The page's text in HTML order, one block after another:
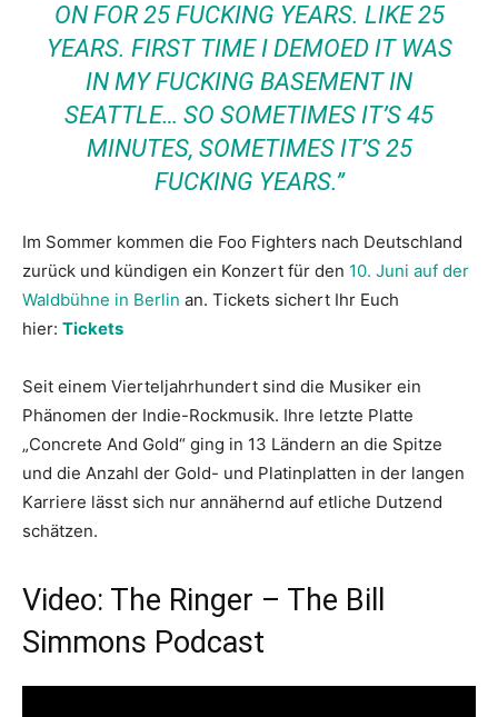
ON FOR 25 FUCKING YEARS. LIKE 25
YEARS. FIRST TIME I DEMOED IT WAS
IN MY FUCKING BASEMENT IN
SEATTLE… SO SOMETIMES IT’S 45
MINUTES, SOMETIMES IT’S 25
FUCKING YEARS.”
Im Sommer kommen die Foo Fighters nach Deutschland
zurück und kündigen ein Konzert für den 10. Juni auf der
Waldbühne in Berlin an. Tickets sichert Ihr Euch
hier: Tickets
Seit einem Vierteljahrhundert sind die Musiker ein
Phänomen der Indie-Rockmusik. Ihre letzte Platte
„Concrete And Gold“ ging in 13 Ländern an die Spitze
und die Anzahl der Gold- und Platinplatten in der langen
Karriere lässt sich nur annähernd auf etliche Dutzend
schätzen.
Video: The Ringer – The Bill
Simmons Podcast